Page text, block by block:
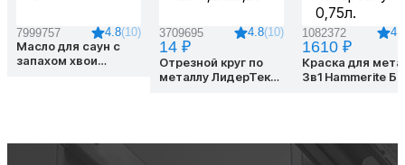
7999757 4.8(10)
Масло для саун с
запахом хвои
3709695 4.8(10)
14 ₽
Отрезной круг по
металлу ЛидерТекс
1082372
1610 ₽
Краска для
3в1 Hammerite